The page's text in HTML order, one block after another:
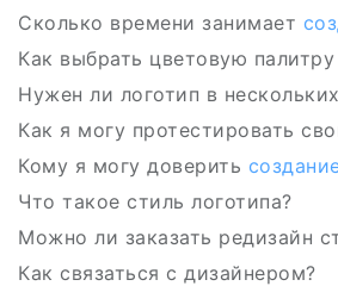
Сколько времени занимает
Как выбрать цветовую
Нужен ли логотип в
Как я могу протестировать
Кому я могу доверить
Что такое стиль логотипа?
Можно ли заказать редизайн
Как связаться с дизайнером?